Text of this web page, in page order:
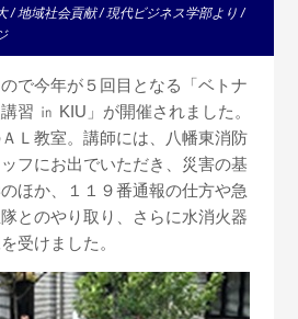
/地域社会貢献/現代ビジネス学部より/
で今年が５回目となる「ベトナ
習 ㏌ KIU」が開催されました。
Ｌ教室。講師には、八幡東消防
フにお出でいただき、災害の基
ほか、１１９番通報の仕方や急
とのやり取り、さらに水消火器
受けました。